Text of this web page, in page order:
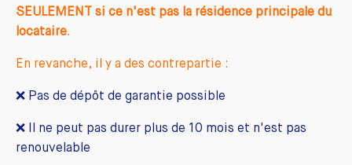
SEULEMENT si ce n'est pas la résidence principale du
locataire.
En revanche, il y a des contrepartie :
❌ Pas de dépôt de garantie possible
❌ Il ne peut pas durer plus de 10 mois et n'est pas
renouvelable